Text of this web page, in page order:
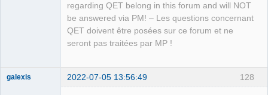
regarding QET belong in this forum and will NOT
be answered via PM! – Les questions concernant
QET doivent être posées sur ce forum et ne
seront pas traitées par MP !
128
galexis 2022-07-05 13:56:49